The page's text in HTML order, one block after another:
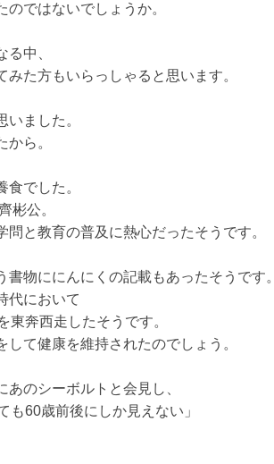
ではないでしょうか。
中、
た方もいらっしゃると思います。
ました。
ら。
でした。
彬公。
と教育の普及に熱心だったそうです。
物ににんにくの記載もあったそうです。
代において
東奔西走したそうです。
て健康を維持されたのでしょう。
のシーボルトと会見し、
も60歳前後にしか見えない」